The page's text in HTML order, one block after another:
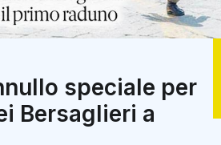
speciale per
Bersaglieri a